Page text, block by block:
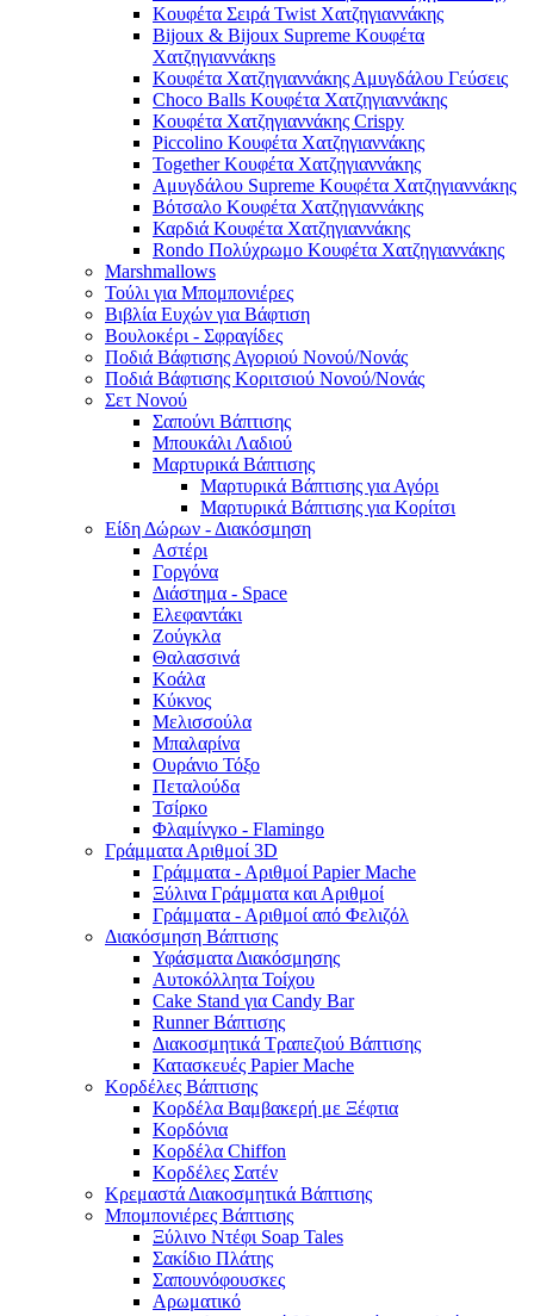
Κουφέτα Σειρά Twist Χατζηγιαννάκης
Bijoux & Bijoux Supreme Κουφέτα
Χατζηγιαννάκηs
Κουφέτα Χατζηγιαννάκης Αμυγδάλου Γεύσεις
Choco Balls Κουφέτα Χατζηγιαννάκης
Κουφέτα Χατζηγιαννάκης Crispy
Piccolino Κουφέτα Χατζηγιαννάκης
Together Κουφέτα Χατζηγιαννάκης
Αμυγδάλου Supreme Κουφέτα Χατζηγιαννάκης
Βότσαλο Κουφέτα Χατζηγιαννάκης
Καρδιά Κουφέτα Χατζηγιαννάκης
Rondo Πολύχρωμο Κουφέτα Χατζηγιαννάκης
Marshmallows
Τούλι για Μπομπονιέρες
Βιβλία Ευχών για Βάφτιση
Βουλοκέρι - Σφραγίδες
Ποδιά Βάφτισης Αγοριού Νονού/Νονάς
Ποδιά Βάφτισης Κοριτσιού Νονού/Νονάς
Σετ Νονού
Σαπούνι Βάπτισης
Μπουκάλι Λαδιού
Μαρτυρικά Βάπτισης
Μαρτυρικά Βάπτισης για Αγόρι
Μαρτυρικά Βάπτισης για Κορίτσι
Είδη Δώρων - Διακόσμηση
Αστέρι
Γοργόνα
Διάστημα - Space
Ελεφαντάκι
Ζούγκλα
Θαλασσινά
Κοάλα
Κύκνος
Μελισσούλα
Μπαλαρίνα
Ουράνιο Τόξο
Πεταλούδα
Τσίρκο
Φλαμίνγκο - Flamingo
Γράμματα Αριθμοί 3D
Γράμματα - Αριθμοί Papier Mache
Ξύλινα Γράμματα και Αριθμοί
Γράμματα - Αριθμοί από Φελιζόλ
Διακόσμηση Βάπτισης
Υφάσματα Διακόσμησης
Αυτοκόλλητα Τοίχου
Cake Stand για Candy Bar
Runner Βάπτισης
Διακοσμητικά Τραπεζιού Βάπτισης
Κατασκευές Papier Mache
Κορδέλες Βάπτισης
Κορδέλα Βαμβακερή με Ξέφτια
Κορδόνια
Κορδέλα Chiffon
Κορδέλες Σατέν
Κρεμαστά Διακοσμητικά Βάπτισης
Μπομπονιέρες Βάπτισης
Ξύλινο Ντέφι Soap Tales
Σακίδιο Πλάτης
Σαπουνόφουσκες
Αρωματικό